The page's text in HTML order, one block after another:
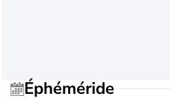
Éphéméride